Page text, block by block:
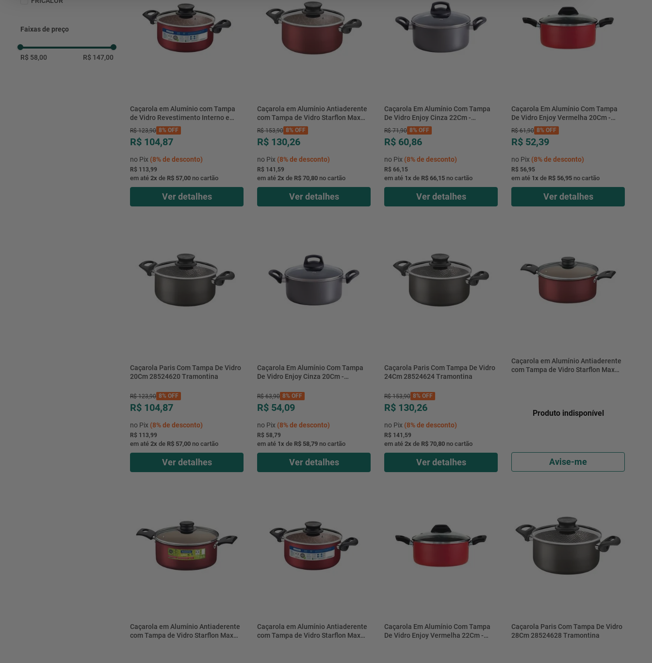
Faixas de preço
R$ 58,00 R$ 147,00
Caçarola em Alumínio com Tampa
de Vidro Revestimento Interno e
Externo Antiaderente Starflon Max
Paris Vermelho 20CM 2,9L -
28524720 - Tramontina
R$ 123,90 8%OFF
R$ 104,87
no Pix (8%de desconto)
R$ 113,99
em até 2x de R$ 57,00no cartão
Ver detalhes
Caçarola em Alumínio Antiaderente
com Tampa de Vidro Starflon Max
Paris Vermelho 4,9L 40CM -
28524724 - Tramontina
R$ 153,90 8%OFF
R$ 130,26
no Pix (8%de desconto)
R$ 141,59
em até 2x de R$ 70,80no cartão
Ver detalhes
Caçarola Em Alumínio Com Tampa
De Vidro Enjoy Cinza 22Cm -
Alegrete
R$ 71,90 8%OFF
R$ 60,86
no Pix (8%de desconto)
R$ 66,15
em até 1x de R$ 66,15no cartão
Ver detalhes
Caçarola Em Alumínio Com Tampa
De Vidro Enjoy Vermelha 20Cm -
Alegrete
R$ 61,90 8%OFF
R$ 52,39
no Pix (8%de desconto)
R$ 56,95
em até 1x de R$ 56,95no cartão
Ver detalhes
Caçarola Paris Com Tampa De Vidro
20Cm 28524620 Tramontina
R$ 123,90 8%OFF
R$ 104,87
no Pix (8%de desconto)
R$ 113,99
em até 2x de R$ 57,00no cartão
Ver detalhes
Caçarola Em Alumínio Com Tampa
De Vidro Enjoy Cinza 20Cm -
R$ 63,90 8%OFF
R$ 54,09
no Pix (8%de desconto)
R$ 58,79
em até 1x de R$ 58,79no cartão
Ver detalhes
Caçarola Paris Com Tampa De Vidro
24Cm 28524624 Tramontina
R$ 153,90 8%OFF
R$ 130,26
no Pix (8%de desconto)
R$ 141,59
em até 2x de R$ 70,80no cartão
Ver detalhes
Caçarola em Alumínio Antiaderente
com Tampa de Vidro Starflon Max
Produto indisponível
Avise-me
Caçarola em Alumínio Antiaderente
com Tampa de Vidro Starflon Max
Caçarola em Alumínio Antiaderente
com Tampa de Vidro Starflon Max
Caçarola Em Alumínio Com Tampa
De Vidro Enjoy Vermelha 22Cm -
Caçarola Paris Com Tampa De Vidro
28Cm 28524628 Tramontina
condicionado